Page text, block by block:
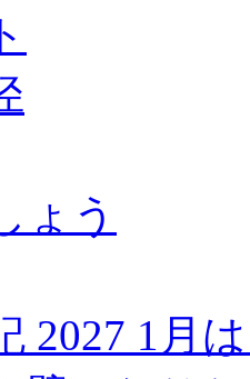
ょう
2027 1月